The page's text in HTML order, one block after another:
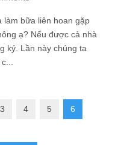
làm bữa liên hoan gặp
ạ? Nếu được cả nhà
ký. Lần này chúng ta
3 4 5 6